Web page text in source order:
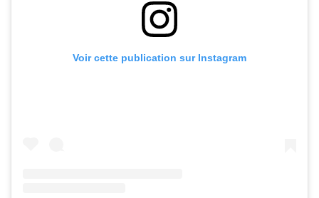
Voir cette publication sur Instagram